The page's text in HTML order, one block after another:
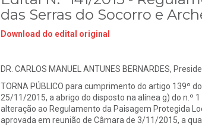
das Serras do Socorro e
Download do edital original
DR. CARLOS MANUEL ANTUNES BERNARDES,
TORNA PÚBLICO para cumprimento do artigo 139º
25/11/2015, a abrigo do disposto na alínea g) do n.º
alteração ao Regulamento da Paisagem Protegida
aprovada em reunião de Câmara de 3/11/2015, a